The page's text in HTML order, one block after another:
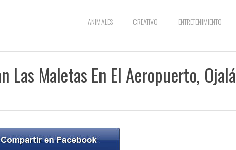
ANIMALES CREATIVO ENTRETENIMIENTO
Las Maletas En El Aeropuerto, Ojalá